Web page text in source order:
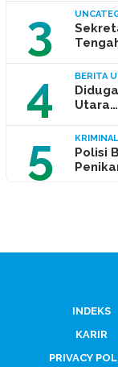
3
4 BERITA
Utara…
5 KRIMINAL
Polisi
INDEKS
KARIR
PRIVACY